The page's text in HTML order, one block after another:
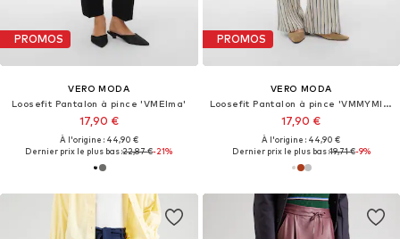
PROMOS
VERO MODA
Loosefit Pantalon à pince 'VMElma'
17,90 €
À l'origine : 44,90 €
Dernier prix le plus bas :22,87 €-21%
PROMOS
VERO MODA
Loosefit Pantalon à pince 'VMMYMILO NILA'
17,90 €
À l'origine : 44,90 €
Dernier prix le plus bas :19,71 €-9%